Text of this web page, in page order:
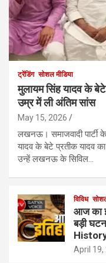
ट्रेंडिंग सोशल मीडिया
मुलायम सिंह यादव के
उम्र में ली अंतिम सांस
May 15, 2026
लखनऊ। समाजवादी पार्टी
यादव के बेटे प्रतीक यादव
उन्हें लखनऊ के सिविल…
विविध
आज का
बड़ी
April 19,